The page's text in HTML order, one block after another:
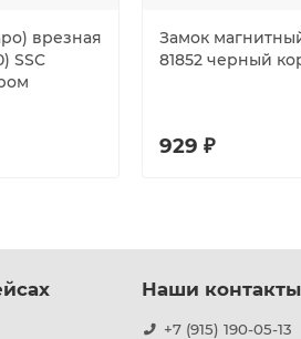
врезная
SSC
Замок
81852 черный
929 ₽
Наши контакты
+7 (915) 190-05-13